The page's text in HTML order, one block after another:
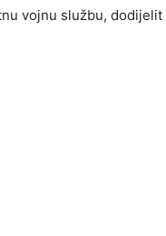
vojnu službu,